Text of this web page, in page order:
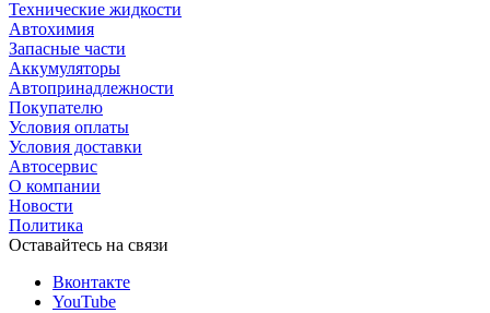
Технические жидкости
Автохимия
Запасные части
Аккумуляторы
Автопринадлежности
Покупателю
Условия оплаты
Условия доставки
Автосервис
О компании
Новости
Политика
Оставайтесь на связи
Вконтакте
YouTube